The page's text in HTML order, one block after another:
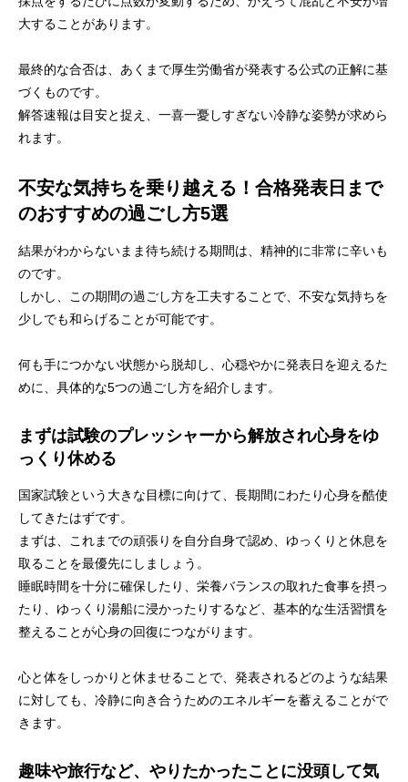
大することがあります。
最終的な合否は、あくまで厚生労働省が発表する公式の正解に基
づくものです。
解答速報は目安と捉え、一喜一憂しすぎない冷静な姿勢が求めら
れます。
不安な気持ちを乗り越える！合格発表日まで
のおすすめの過ごし方5選
結果がわからないまま待ち続ける期間は、精神的に非常に辛いも
のです。
しかし、この期間の過ごし方を工夫することで、不安な気持ちを
少しでも和らげることが可能です。
何も手につかない状態から脱却し、心穏やかに発表日を迎えるた
めに、具体的な5つの過ごし方を紹介します。
まずは試験のプレッシャーから解放され心身をゆ
っくり休める
国家試験という大きな目標に向けて、長期間にわたり心身を酷使
してきたはずです。
まずは、これまでの頑張りを自分自身で認め、ゆっくりと休息を
取ることを最優先にしましょう。
睡眠時間を十分に確保したり、栄養バランスの取れた食事を摂っ
たり、ゆっくり湯船に浸かったりするなど、基本的な生活習慣を
整えることが心身の回復につながります。
心と体をしっかりと休ませることで、発表されるどのような結果
に対しても、冷静に向き合うためのエネルギーを蓄えることがで
きます。
趣味や旅行など、やりたかったことに没頭して気